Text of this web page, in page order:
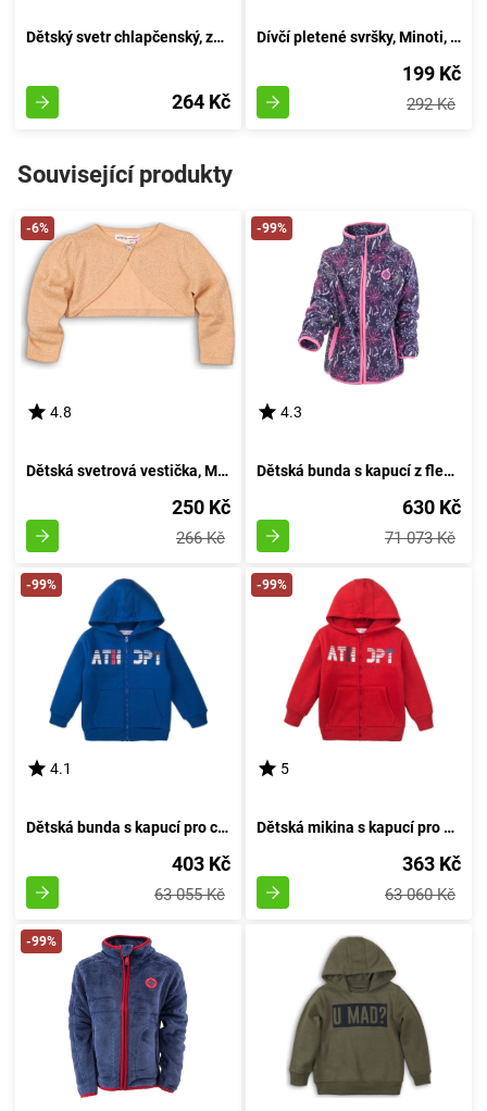
Dětský svetr chlapčenský, značky Minoti, model BRO 6, barva khaki - velikost 92/98 | pro věk 2-3 let
264 Kč
Dívčí pletené svršky, Minoti, ZAČAROVANÉ 2, zlaté - velikost 98/104 | pro věk 3-4 let
199 Kč
292 Kč
Související produkty
-6%
4.8
Dětská svetrová vestička, Minoti, ZAČAROVANÁ 2, zlatá - 92/98 | 2/3let
250 Kč
266 Kč
-99%
4.3
Dětská bunda s kapucí z fleecu, Pidilidi, PD1116-03, růžová - velikost 98 | pro věk 3 roky
630 Kč
71 073 Kč
-99%
4.1
Dětská bunda s kapucí pro chlapce, Minoti, 7BZTHRU 2, modrá - velikost 98/104 | 3 a 4 roky
403 Kč
63 055 Kč
-99%
5
Dětská mikina s kapucí pro kluka, Minoti, 7BZTHRU 3, rudá - velikost 98/104 | 3-4 roky
363 Kč
63 060 Kč
-99%